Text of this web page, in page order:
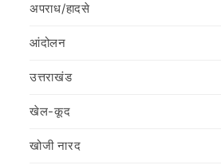
अपराध/हादसे
आंदोलन
उत्तराखंड
खेल-कूद
खोजी नारद